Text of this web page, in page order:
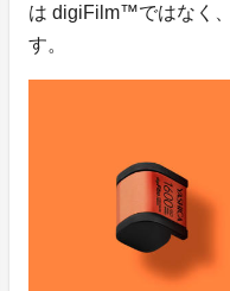
は digiFilm™️ではなく
す。